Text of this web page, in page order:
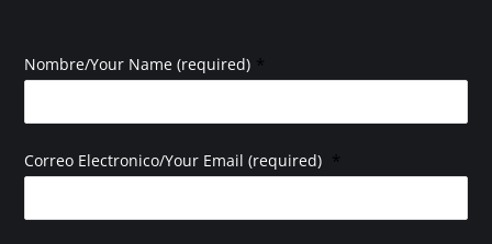
Nombre/Your Name (required) *
Correo Electronico/Your Email (required) *